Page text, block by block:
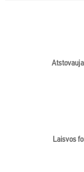
Laisvos